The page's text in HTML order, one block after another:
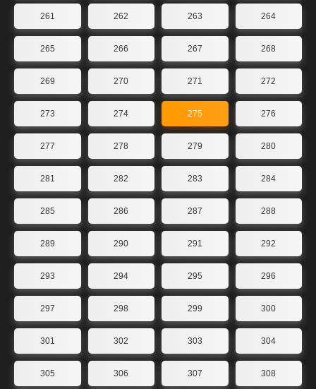
261 262 263 264
265 266 267 268
269 270 271 272
273 274 275 276
277 278 279 280
281 282 283 284
285 286 287 288
289 290 291 292
293 294 295 296
297 298 299 300
301 302 303 304
305 306 307 308